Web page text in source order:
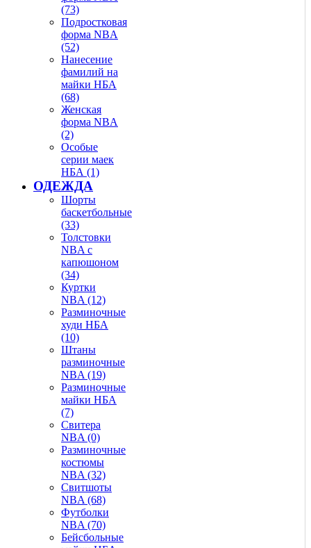
(73)
Подростковая
форма NBA
(52)
Нанесение
фамилий на
майки НБА
(68)
Женская
форма NBA
(2)
Особые
серии маек
НБА (1)
ОДЕЖДА
Шорты
баскетбольные
(33)
Толстовки
NBA с
капюшоном
(34)
Куртки
NBA (12)
Разминочные
худи НБА
(10)
Штаны
разминочные
NBA (19)
Разминочные
майки НБА
(7)
Свитера
NBA (0)
Разминочные
костюмы
NBA (32)
Свитшоты
NBA (68)
Футболки
NBA (70)
Бейсбольные